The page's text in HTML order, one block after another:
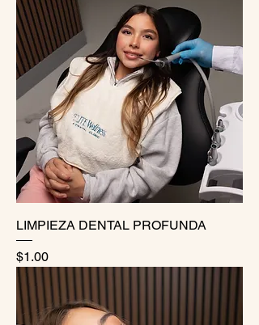
LIMPIEZA DENTAL PROFUNDA
Precio
$1.00